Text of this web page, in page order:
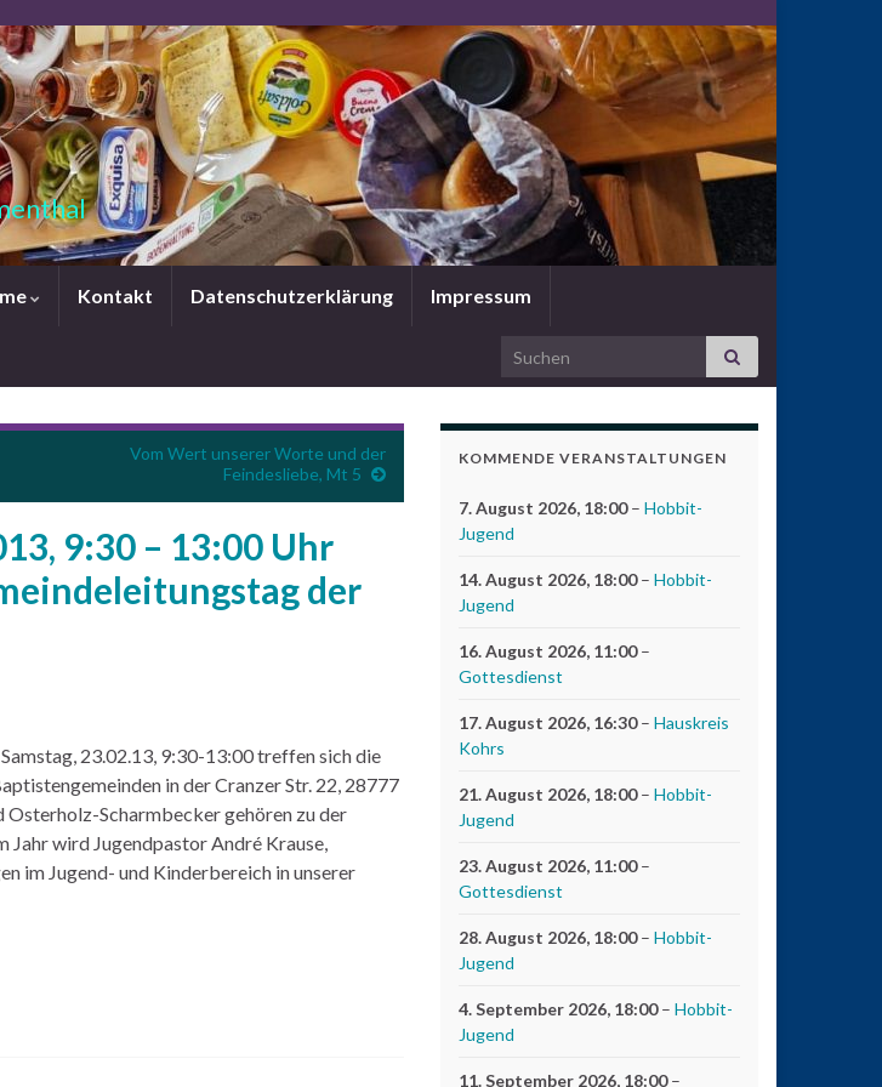
Kontakt Datenschutzerklärung Impressum
Search for:
Vom Wert unserer Worte und der
Feindesliebe, Mt 5
9:30 – 13:00 Uhr
der
23.02.13, 9:30-13:00 treffen sich die
in der Cranzer Str. 22, 28777
Osterholz-Scharmbecker gehören zu der
Jahr wird Jugendpastor André Krause,
im Jugend- und Kinderbereich in unserer
KOMMENDE VERANSTALTUNGEN
7. August 2026, 18:00– Hobbit-
Jugend
14. August 2026, 18:00– Hobbit-
Jugend
16. August 2026, 11:00–
Gottesdienst
17. August 2026, 16:30– Hauskreis
Kohrs
21. August 2026, 18:00– Hobbit-
Jugend
23. August 2026, 11:00–
Gottesdienst
28. August 2026, 18:00– Hobbit-
Jugend
4. September 2026, 18:00– Hobbit-
Jugend
11. September 2026, 18:00–